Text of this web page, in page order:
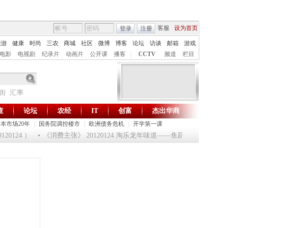
客服 设为首页
登录 注册
健康 时尚 三农 商城 社区 微博 博客 论坛 访谈 邮箱
游戏
电影 电视剧 纪录片 动画片 公开课 播客 CCTV 频道 栏目
汇率
财智生活 一键通达
市场20年 国务院调控楼市 欧洲债务危机 开学第一课
论坛 农经 IT 创富 杰出华商
） 《消费主张》 20120124 淘乐龙年味道——鱼跃迎龙合家欢